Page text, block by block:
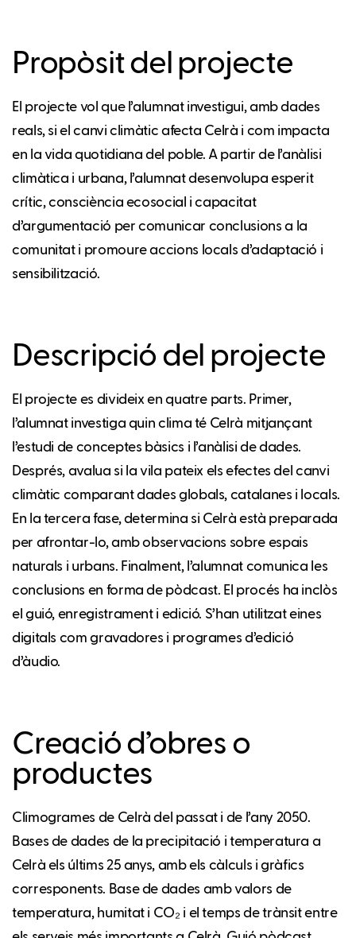
Propòsit del projecte
El projecte vol que l’alumnat investigui, amb dades
reals, si el canvi climàtic afecta Celrà i com impacta
en la vida quotidiana del poble. A partir de l’anàlisi
climàtica i urbana, l’alumnat desenvolupa esperit
crític, consciència ecosocial i capacitat
d’argumentació per comunicar conclusions a la
comunitat i promoure accions locals d’adaptació i
sensibilització.
Descripció del projecte
El projecte es divideix en quatre parts. Primer,
l’alumnat investiga quin clima té Celrà mitjançant
l’estudi de conceptes bàsics i l’anàlisi de dades.
Després, avalua si la vila pateix els efectes del canvi
climàtic comparant dades globals, catalanes i locals.
En la tercera fase, determina si Celrà està preparada
per afrontar-lo, amb observacions sobre espais
naturals i urbans. Finalment, l’alumnat comunica les
conclusions en forma de pòdcast. El procés ha inclòs
el guió, enregistrament i edició. S’han utilitzat eines
digitals com gravadores i programes d’edició
d’àudio.
Creació d’obres o
productes
Climogrames de Celrà del passat i de l’any 2050.
Bases de dades de la precipitació i temperatura a
Celrà els últims 25 anys, amb els càlculs i gràfics
corresponents. Base de dades amb valors de
temperatura, humitat i CO₂ i el temps de trànsit entre